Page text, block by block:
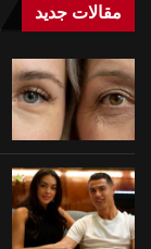
مقالات جدید